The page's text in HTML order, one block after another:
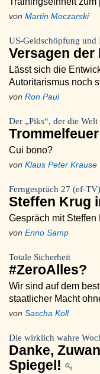
von Martin Moczarski
US-Geldschöpfung und
Versagen der
Lässt sich die
Autoritarismus noch
von Ron Paul
Der „Piks“, der die Welt
Cui bono?
von Klaus Peter Krause
Ferngespräch 27 (ef-TV)
Steffen Krug
Gespräch mit Steffen
von Enno Samp
Totale Sicherheit
#ZeroAlles?
Wir sind auf dem
staatlicher Macht
von Sascha Koll
Die wirklich wahre
Danke,
Spiegel!